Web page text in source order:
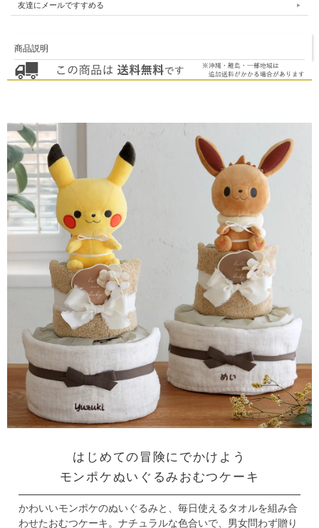
友達にメールですすめる
商品説明
はじめての冒険にでかけよう
モンポケぬいぐるみおむつケーキ
かわいいモンポケのぬいぐるみと、毎日使えるタオルを組み合
わせたおむつケーキ。 ナチュラルな色合いで、男女問わず贈り